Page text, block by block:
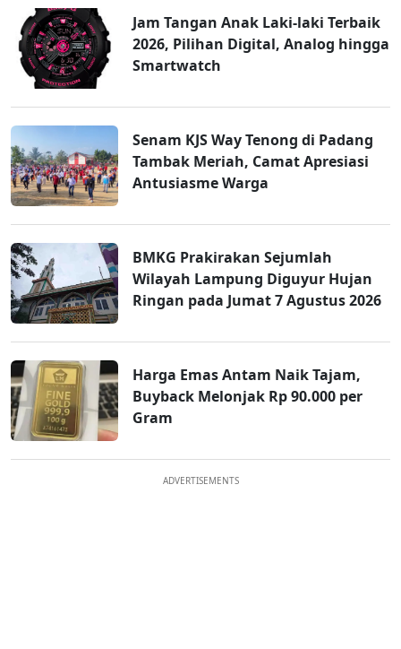
Jam Tangan Anak Laki-laki Terbaik
2026, Pilihan Digital, Analog hingga
Smartwatch
Senam KJS Way Tenong di Padang
Tambak Meriah, Camat Apresiasi
Antusiasme Warga
BMKG Prakirakan Sejumlah
Wilayah Lampung Diguyur Hujan
Ringan pada Jumat 7 Agustus 2026
Harga Emas Antam Naik Tajam,
Buyback Melonjak Rp 90.000 per
Gram
ADVERTISEMENTS